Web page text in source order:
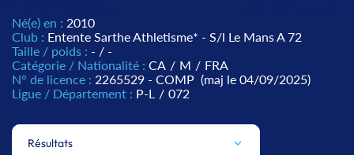
Né(e) en : 2010
Club : Entente Sarthe Athletisme* - S/l Le Mans A 72
Taille / poids : - / -
Catégorie / Nationalité : CA / M / FRA
N° de licence : 2265529 - COMP (maj le 04/09/2025)
Ligue / Département : P-L / 072
Résultats